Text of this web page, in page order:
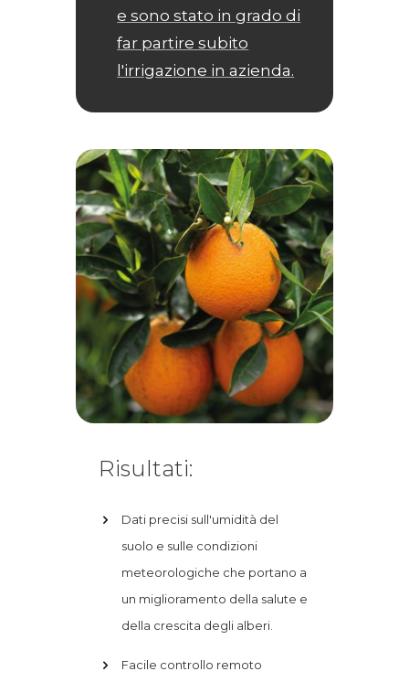
e sono stato in grado di
far partire subito
l'irrigazione in azienda.
Risultati:
Dati precisi sull'umidità del
suolo e sulle condizioni
meteorologiche che portano a
un miglioramento della salute e
della crescita degli alberi.
Facile controllo remoto